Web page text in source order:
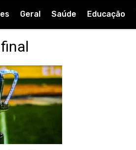
Geral Saúde Educação